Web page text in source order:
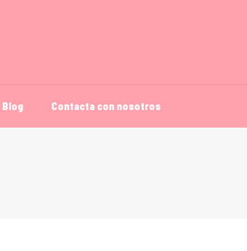
Blog Contacta con nosotros